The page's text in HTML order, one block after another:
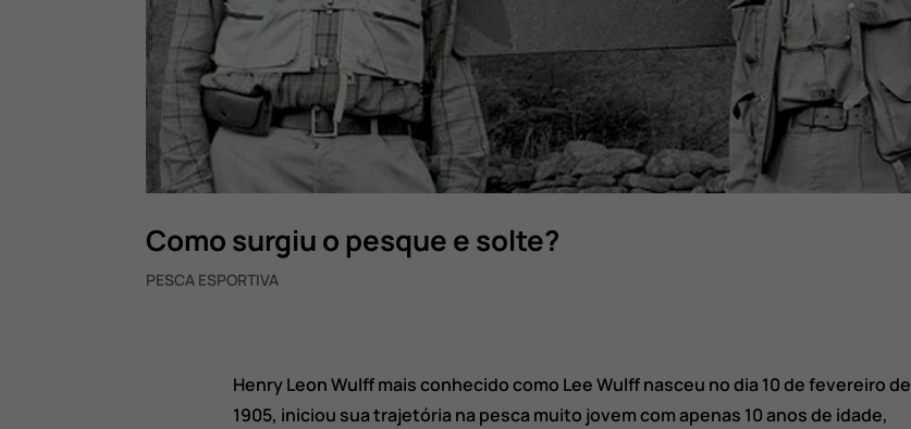
Como surgiu o pesque e solte?
PESCA ESPORTIVA
Henry Leon Wulff mais conhecido como Lee Wulff nasceu no dia 10 de fevereiro de
1905, iniciou sua trajetória na pesca muito jovem com apenas 10 anos de idade,